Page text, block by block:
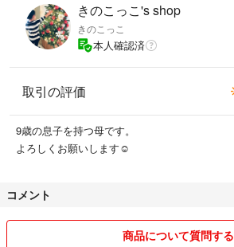
きのこっこ's shop
きのこっこ
本人確認済
取引の評価
9歳の息子を持つ母です。
よろしくお願いします☺︎
コメント
商品について質問する